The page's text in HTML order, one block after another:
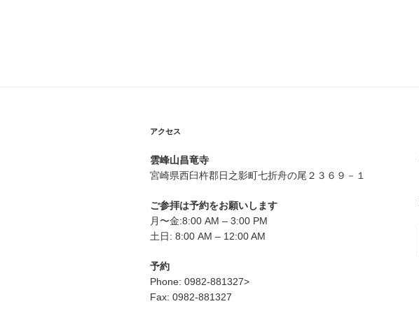
シ
ョ
ン
アクセス
雲峰山昌竜寺
宮崎県西臼杵郡日之影町七折舟の尾２３６９－１
ご参拝は予約をお願いします
月〜金:8:00 AM – 3:00 PM
土日: 8:00 AM – 12:00 AM
予約
Phone: 0982-881327>
Fax: 0982-881327